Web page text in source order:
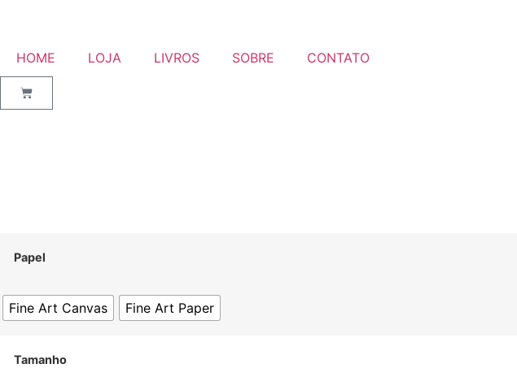
HOME LOJA LIVROS SOBRE CONTATO
Papel
Fine Art Canvas Fine Art Paper
Tamanho